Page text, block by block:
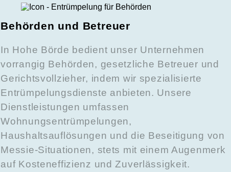
Behörden und Betreuer
In Hohe Börde bedient unser Unternehmen
vorrangig Behörden, gesetzliche Betreuer und
Gerichtsvollzieher, indem wir spezialisierte
Entrümpelungsdienste anbieten. Unsere
Dienstleistungen umfassen
Wohnungsentrümpelungen,
Haushaltsauflösungen und die Beseitigung von
Messie-Situationen, stets mit einem Augenmerk
auf Kosteneffizienz und Zuverlässigkeit.